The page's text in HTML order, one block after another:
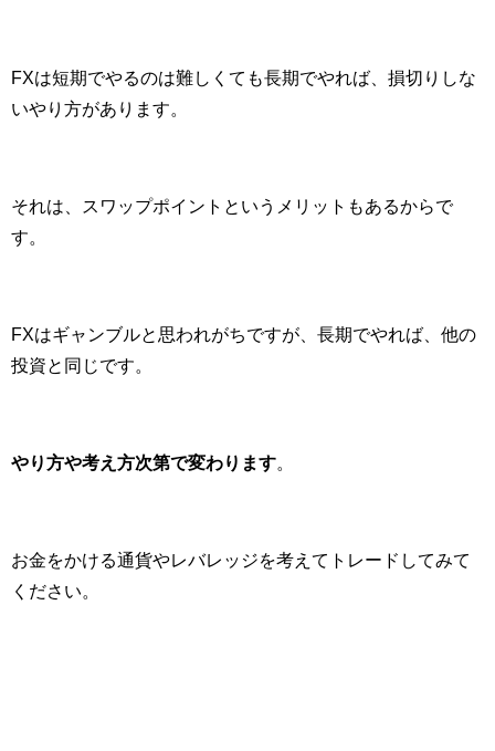
FXは短期でやるのは難しくても長期でやれば、損切りしな
いやり方があります。
それは、スワップポイントというメリットもあるからで
す。
FXはギャンブルと思われがちですが、長期でやれば、他の
投資と同じです。
やり方や考え方次第で変わります。
お金をかける通貨やレバレッジを考えてトレードしてみて
ください。